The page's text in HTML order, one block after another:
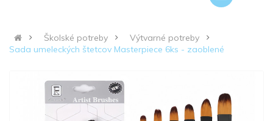
Školské potreby
Výtvarné potreby
Sada umeleckých štetcov Masterpiece 6ks - zaoblené